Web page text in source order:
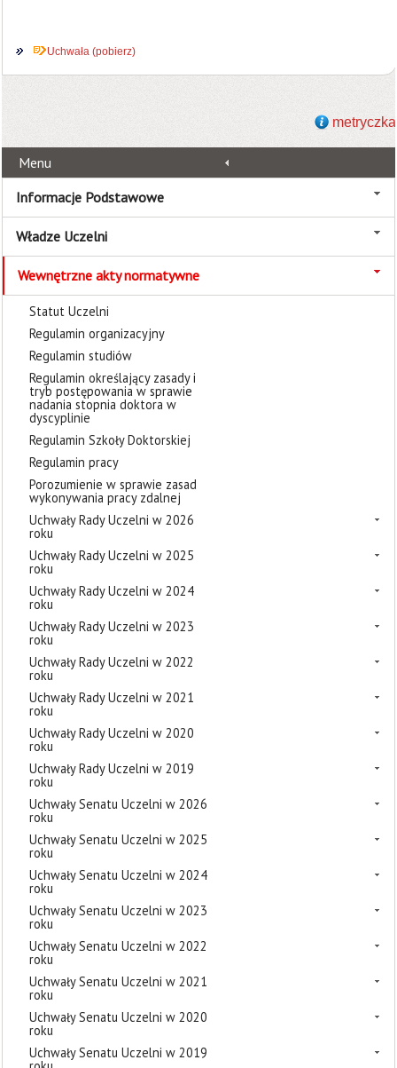
Uchwała (pobierz)
metryczka
Menu
Informacje Podstawowe
Władze Uczelni
Wewnętrzne akty normatywne
Statut Uczelni
Regulamin organizacyjny
Regulamin studiów
Regulamin określający zasady i
tryb postępowania w sprawie
nadania stopnia doktora w
dyscyplinie
Regulamin Szkoły Doktorskiej
Regulamin pracy
Porozumienie w sprawie zasad
wykonywania pracy zdalnej
Uchwały Rady Uczelni w 2026
roku
Uchwały Rady Uczelni w 2025
roku
Uchwały Rady Uczelni w 2024
roku
Uchwały Rady Uczelni w 2023
roku
Uchwały Rady Uczelni w 2022
roku
Uchwały Rady Uczelni w 2021
roku
Uchwały Rady Uczelni w 2020
roku
Uchwały Rady Uczelni w 2019
roku
Uchwały Senatu Uczelni w 2026
roku
Uchwały Senatu Uczelni w 2025
roku
Uchwały Senatu Uczelni w 2024
roku
Uchwały Senatu Uczelni w 2023
roku
Uchwały Senatu Uczelni w 2022
roku
Uchwały Senatu Uczelni w 2021
roku
Uchwały Senatu Uczelni w 2020
roku
Uchwały Senatu Uczelni w 2019